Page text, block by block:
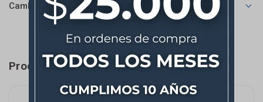
Cambios y Devoluciones
Productos que te pueden interesar